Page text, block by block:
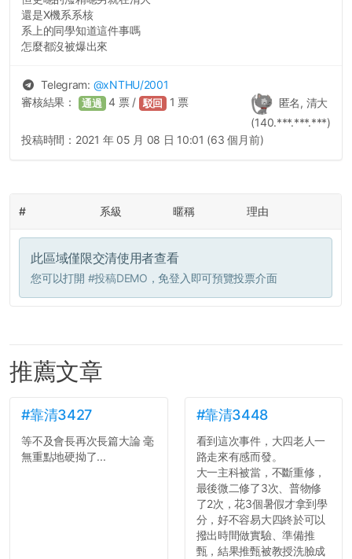
還是X機系系核
系上的同學知道這件事嗎
怎麼都沒被爆出來
Telegram: @xNTHU/2001
匿名, 清大
(140.***.***.***)
審核結果： 通過 4 票 / 駁回 1 票
投稿時間： 2021 年 05 月 08 日 10:01 (63 個月前)
# 系級 暱稱 理由
此區域僅限交清使用者查看
您可以打開 #投稿DEMO ，免登入即可預覽投票介面
推薦文章
#靠清3427
等不及會長再次長篇大論 毫
無重點地硬拗了...
#靠清3448
看到這次事件，大四老人一
路走來有感而發。
大一主科被當，不斷重修，
最後微二修了3次、普物修
了2次，花3個暑假才拿到學
分，好不容易大四終於可以
撥出時間做實驗、準備推
甄，結果推甄被教授洗臉成